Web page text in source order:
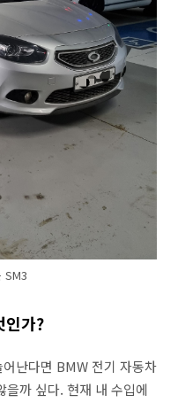
SM3
인가?
난다면 BMW 전기 자동차
을까 싶다. 현재 내 수입에